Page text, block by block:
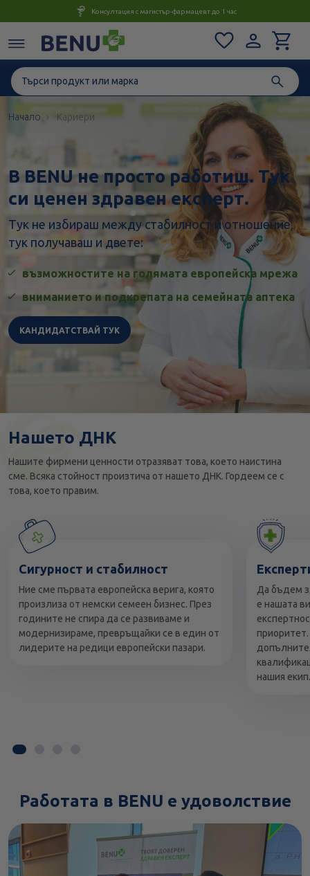
Консултация с магистър-фармацевт до 1 час
Начало Кариери
В BENU не просто работиш. Тук
си ценен здравен експерт.
Тук не избираш между стабилност и отношение,
тук получаваш и двете:
възможностите на голямата европейска мрежа
вниманието и подкрепата на семейната аптека
КАНДИДАТСТВАЙ ТУК
Нашето ДНК
Нашите фирмени ценности отразяват това, което наистина
сме. Всяка стойност произтича от нашето ДНК. Гордеем се с
това, което правим.
Сигурност и стабилност
Ние сме първата европейска верига, която
произлиза от немски семеен бизнес. През
годините не спира да се развиваме и
модернизираме, превръщайки се в един от
лидерите на редици европейски пазари.
Да бъдем
е нашата
нашия екип.
Работата в BENU е удоволствие